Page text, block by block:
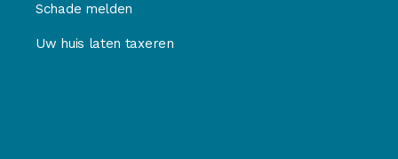
Schade melden
Uw huis laten taxeren